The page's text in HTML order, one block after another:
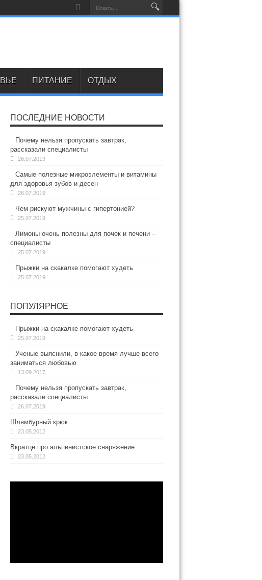
ПИТАНИЕ ОТДЫХ
ПОСЛЕДНИЕ НОВОСТИ
Почему нельзя пропускать завтрак,
рассказали специалисты
26.07.2019
Самые полезные микроэлементы и витамины
для здоровья зубов и десен
26.07.2019
Чем рискуют мужчины с гипертонией?
25.07.2019
Лимоны очень полезны для почек и печени –
специалисты
25.07.2019
Прыжки на скакалке помогают худеть
25.07.2019
ПОПУЛЯРНОЕ
Прыжки на скакалке помогают худеть
25.07.2019
Ученые выяснили, в какое время лучше всего
заниматься любовью
13.09.2017
Почему нельзя пропускать завтрак,
рассказали специалисты
26.07.2019
Шлямбурный крюк
23.05.2012
Вкратце про альпинистское снаряжение
23.05.2012